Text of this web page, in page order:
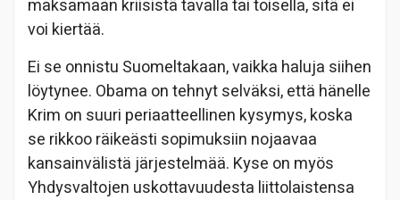
maksamaan kriisistä tavalla tai toisella, sitä ei
voi kiertää.
Ei se onnistu Suomeltakaan, vaikka haluja siihen
löytynee. Obama on tehnyt selväksi, että hänelle
Krim on suuri periaatteellinen kysymys, koska
se rikkoo räikeästi sopimuksiin nojaavaa
kansainvälistä järjestelmää. Kyse on myös
Yhdysvaltojen uskottavuudesta liittolaistensa